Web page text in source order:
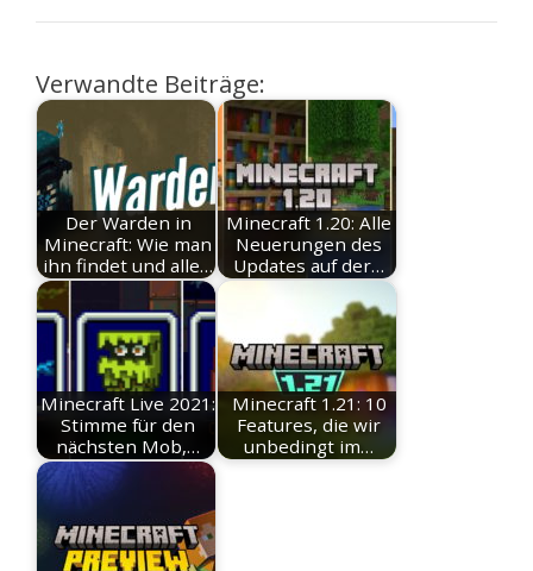
Verwandte Beiträge:
Der Warden in
Minecraft: Wie man
ihn findet und alle…
Minecraft 1.20: Alle
Neuerungen des
Updates auf der…
Minecraft Live 2021:
Stimme für den
nächsten Mob,…
Minecraft 1.21: 10
Features, die wir
unbedingt im…